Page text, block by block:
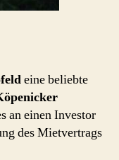
eine beliebte
an einen Investor
des Mietvertrags